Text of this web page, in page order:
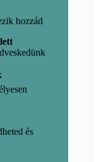
hozzád
és